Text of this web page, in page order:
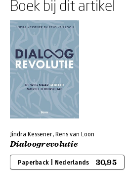
Boek bij dit artikel
Jindra Kessener, Rens van Loon
Dialoogrevolutie
Paperback | Nederlands 30,95